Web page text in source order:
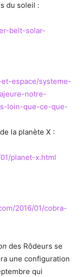
du soleil :
belt-solar-
espace/systeme-
notre-
loin-que-ce-que-
la planète X :
planet-x.html
2016/01/cobra-
des Rôdeurs se
une configuration
qui